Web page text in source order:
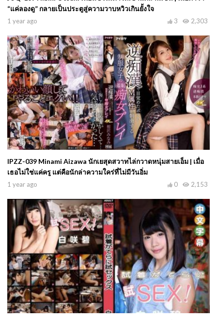
“แค่ลองดู” กลายเป็นประตูสู่ความวาบหวิวเกินยั้งใจ
1 year ago 2,303
3
IPZZ-039 Minami Aizawa นักเยสุดสวาทไล่กวาดหนุ่มสายเอ็ม | เมื่อ
เธอไม่ใช่แค่ครู แต่คือนักล่าความใคร่ที่ไม่มีวันอิ่ม
1 year ago 2,153
0